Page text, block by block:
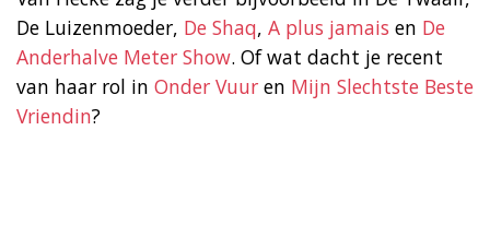
De Luizenmoeder, De Shaq, A plus jamais en De
Anderhalve Meter Show. Of wat dacht je recent
van haar rol in Onder Vuur en Mijn Slechtste Beste
Vriendin?